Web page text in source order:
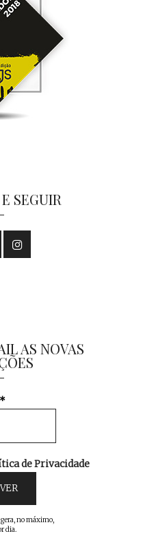
SEGUIR
AS NOVAS
de Privacidade
no máximo,
dia.